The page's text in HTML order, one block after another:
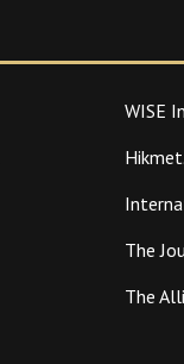
WISE
The
The